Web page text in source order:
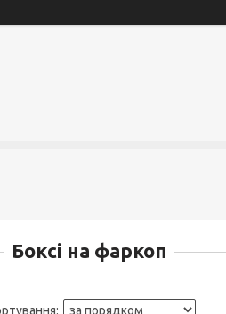
Боксі на фаркоп